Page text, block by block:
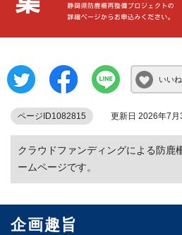
いいね
ページID1082815 更新日 2026年7月
クラウドファンディングによる防鹿
ームページです。
企画趣旨